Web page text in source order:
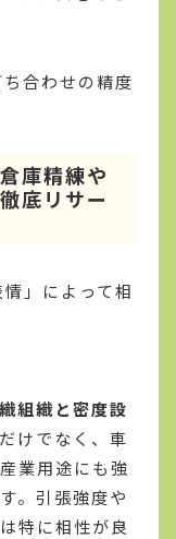
合わせの精度
庫精練や
底リサー
」によって相
織組織と密度設
けでなく、車
業用途にも強
。引張強度や
特に相性が良